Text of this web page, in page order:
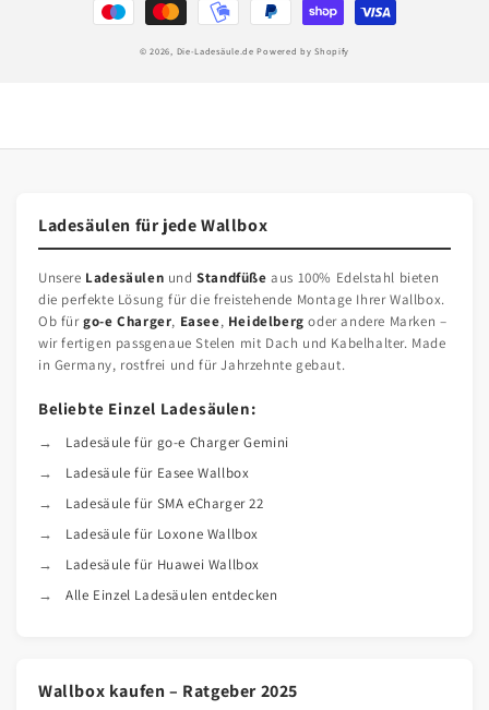
© 2026, Die-Ladesäule.de Powered by Shopify
Ladesäulen für jede Wallbox
Unsere Ladesäulen undStandfüße aus 100% Edelstahl bieten
die perfekte Lösung für die freistehende Montage Ihrer Wallbox.
Ob fürgo-e Charger, Easee, Heidelberg oder andere Marken –
wir fertigen passgenaue Stelen mit Dach und Kabelhalter. Made
in Germany, rostfrei und für Jahrzehnte gebaut.
Beliebte Einzel Ladesäulen:
Ladesäule für go-e Charger Gemini
Ladesäule für Easee Wallbox
Ladesäule für SMA eCharger 22
Ladesäule für Loxone Wallbox
Ladesäule für Huawei Wallbox
Alle Einzel Ladesäulen entdecken
Wallbox kaufen – Ratgeber 2025